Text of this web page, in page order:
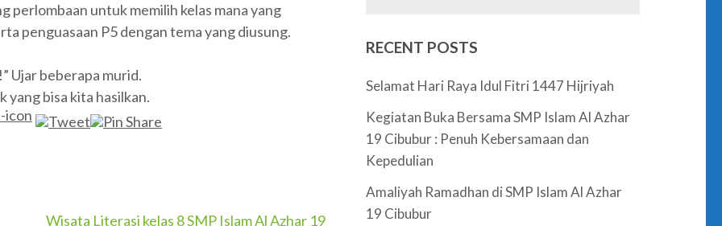
perlombaan untuk memilih kelas mana yang
penguasaan P5 dengan tema yang diusung.
Ujar beberapa murid.
yang bisa kita hasilkan.
Wisata Literasi kelas 8 SMP Islam Al Azhar 19
RECENT POSTS
Selamat Hari Raya Idul Fitri 1447 Hijriyah
Kegiatan Buka Bersama SMP Islam Al Azhar
19 Cibubur : Penuh Kebersamaan dan
Kepedulian
Amaliyah Ramadhan di SMP Islam Al Azhar
19 Cibubur